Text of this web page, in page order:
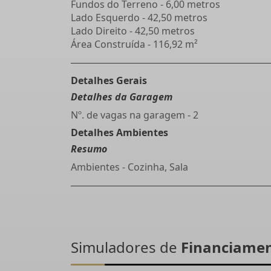
Fundos do Terreno - 6,00 metros
Lado Esquerdo - 42,50 metros
Lado Direito - 42,50 metros
Área Construída - 116,92 m²
Detalhes Gerais
Detalhes da Garagem
Nº. de vagas na garagem - 2
Detalhes Ambientes
Resumo
Ambientes - Cozinha, Sala
Simuladores de